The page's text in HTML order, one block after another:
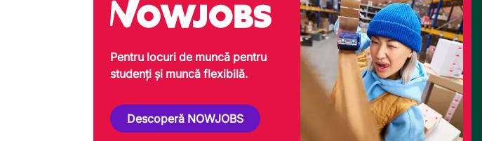
Pentru locuri de muncă pentru
studenți și muncă flexibilă.
Descoperă NOWJOBS